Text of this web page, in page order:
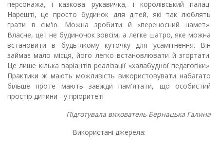
персонажа, і казкова рукавичка, і королівський палац.
Нарешті, це просто будинок для дітей, які так люблять
грати в сім'ю. Можна зробити й «переносний намет».
Власне, це і не будиночок зовсім, а легке шатро, яке можна
встановити в будь-якому куточку для усамітнення. Він
займає мало місця, його легко встановлювати й згортати.
Це лише кілька варіантів реалізації «халабудної педагогіки».
Практики ж мають можливість використовувати набагато
більше проте мають завжди пам'ятати, що особистий
простір дитини - у пріоритеті
Підготувала вихователь Бернацька Галина
Використані джерела: